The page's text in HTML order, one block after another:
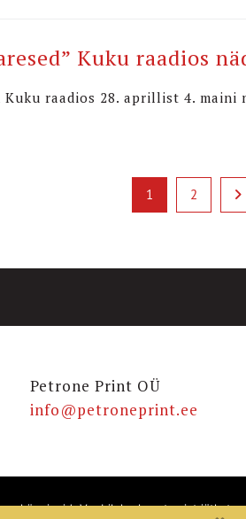
Kuku raadios
Kuku raadios 28. aprillist 4.
1 2 
Petrone Print OÜ
info@petroneprint.ee
küpsiseid. Veebilehe kasutamist